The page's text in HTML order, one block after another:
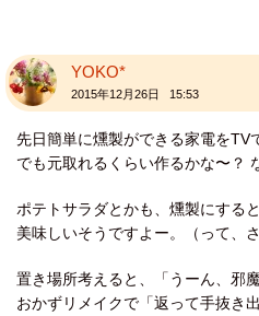
YOKO*
2015年12月26日 15:53
先日簡単に燻製ができる家電をTV
でも元取れるくらい作るかな〜？
ポテトサラダとかも、燻製にする
美味しいそうですよー。（って、
置き場所考えると、「うーん、邪
おかずリメイクで「返って手抜き